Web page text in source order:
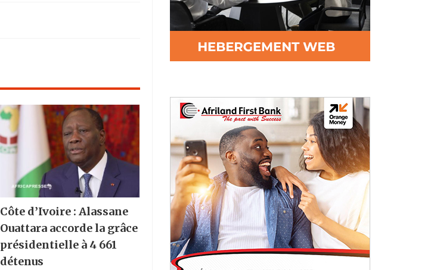
Côte d’Ivoire : Alassane
Ouattara accorde la grâce
présidentielle à 4 661
détenus